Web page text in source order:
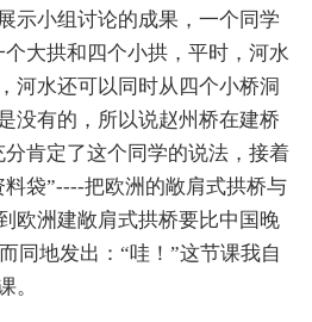
示小组讨论的成果，一个同学
大拱和四个小拱，平时，河水
河水还可以同时从四个小桥洞
没有的，所以说赵州桥在建桥
肯定了这个同学的说法，接着
袋”----把欧洲的敞肩式拱桥与
欧洲建敞肩式拱桥要比中国晚
同地发出：“哇！”这节课我自
。